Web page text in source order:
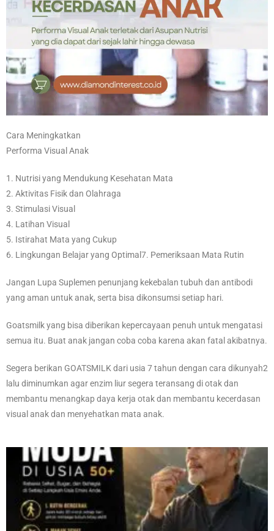
Cara Meningkatkan
Performa Visual Anak
1. Nutrisi yang Mendukung Kesehatan Mata
2. Aktivitas Fisik dan Olahraga
3. Stimulasi Visual
4. Latihan Visual
5. Istirahat Mata yang Cukup
6. Lingkungan Belajar yang Optimal7. Pemeriksaan Mata Rutin
Jangan Lupa Suplemen penunjang kekebalan tubuh dan antibodi
yang aman untuk anak, serta bisa dikonsumsi setiap hari.
Goatsmilk yang bisa diberikan kepercayaan penuh untuk mengatasi
semua itu. Buat anak jangan coba coba karena akan fatal akibatnya.
Segera berikan GOATSMILK dari usia 7 tahun dengan cara dikunyah2
lalu diminumkan agar enzim liur segera teransang di otak dan
membantu menangkap daya kerja otak dan membantu kecerdasan
visual anak dan menyehatkan mata anak.